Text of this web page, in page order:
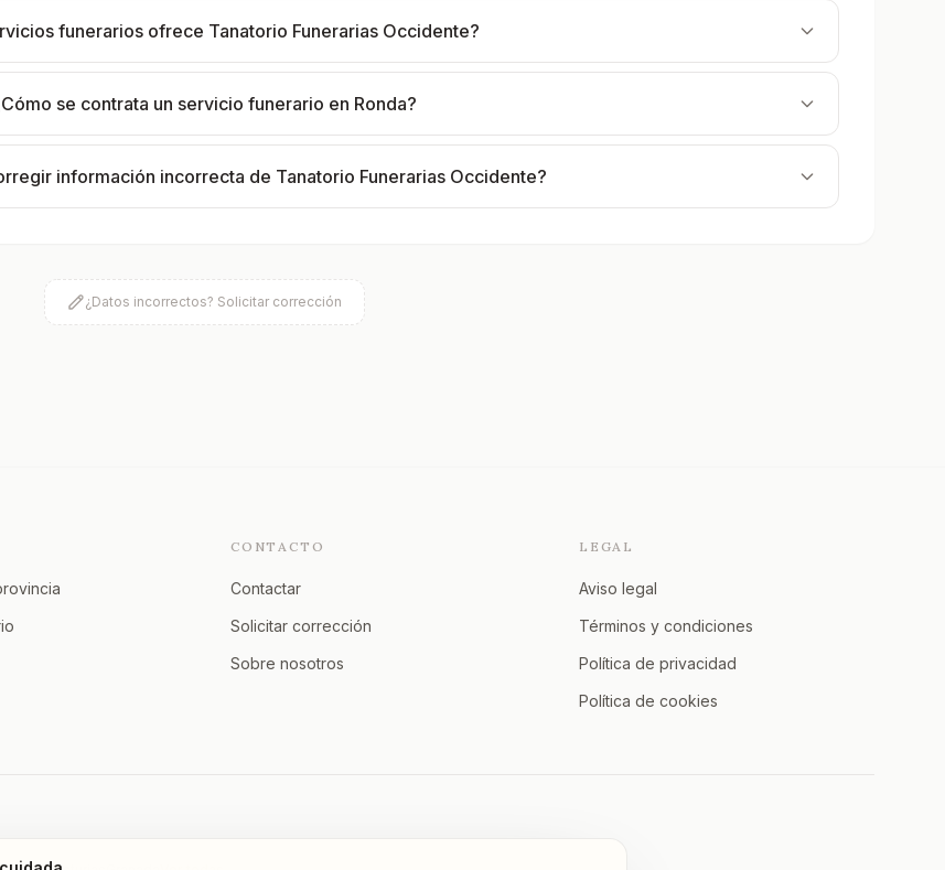
funerarios ofrece Tanatorio Funerarias Occidente?
se contrata un servicio funerario en Ronda?
información incorrecta de Tanatorio Funerarias Occidente?
¿Datos incorrectos? Solicitar corrección
CONTACTO
Contactar
Solicitar corrección
Sobre nosotros
LEGAL
Aviso legal
Términos y condiciones
Política de privacidad
Política de cookies